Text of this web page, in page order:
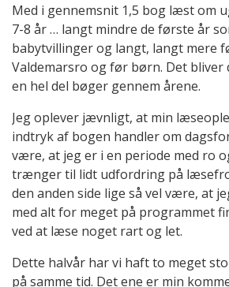
Med i gennemsnit 1,5 bog læst om
7-8 år … langt mindre de første år
babytvillinger og langt, langt mere
Valdemarsro og før børn. Det bliver
en hel del bøger gennem årene.
Jeg oplever jævnligt, at min
indtryk af bogen handler om
være, at jeg er i en periode med ro
trænger til lidt udfordring på
den anden side lige så vel være, at
med alt for meget på programmet
ved at læse noget rart og let.
Dette halvår har vi haft to meget
på samme tid. Det ene er min